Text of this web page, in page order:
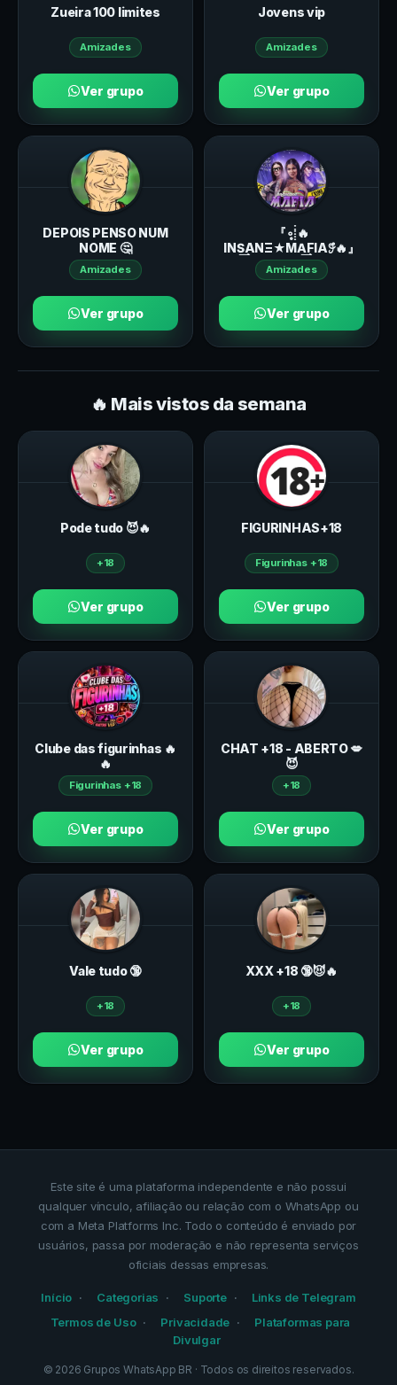
Zueira 100 limites
Amizades
Ver grupo
Jovens vip
Amizades
Ver grupo
DEPOIS PENSO NUM
NOME 🤔
Amizades
Ver grupo
『∘̥⸽🔥
INS͢ΑNΞ★MΑ͢FIΑ𖥨ํ🔥』
Amizades
Ver grupo
🔥 Mais vistos da semana
Pode tudo 😈🔥
+18
Ver grupo
FIGURINHAS+18
Figurinhas +18
Ver grupo
Clube das figurinhas 🔥
🔥
Figurinhas +18
Ver grupo
CHAT +18 - ABERTO 💋
😈
+18
Ver grupo
Vale tudo 🔞
+18
Ver grupo
ХXХ +18 🔞😈🔥
+18
Ver grupo
Este site é uma plataforma independente e não possui
qualquer vínculo, afiliação ou relação com o WhatsApp ou
com a Meta Platforms Inc. Todo o conteúdo é enviado por
usuários, passa por moderação e não representa serviços
oficiais dessas empresas.
Início Categorias Suporte
Links de Telegram
Termos de Uso
Privacidade
Plataformas para
Divulgar
© 2026 Grupos WhatsApp BR · Todos os direitos reservados.